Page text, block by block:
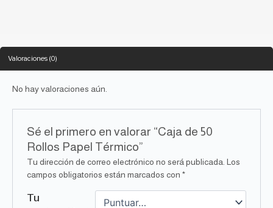
Valoraciones (0)
No hay valoraciones aún.
Sé el primero en valorar “Caja de 50
Rollos Papel Térmico”
Tu dirección de correo electrónico no será publicada. Los
campos obligatorios están marcados con*
Tu